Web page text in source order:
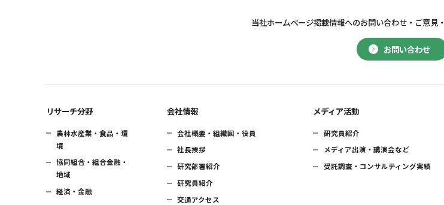
お問い合わせ
当社ホームページ掲載情報へのお問い合わせ・ ご意見
リサーチ分野
農林水産業・食品・環
境
協同組合・組合金融・
地域
経済・金融
会社情報
会社概要・組織図・役員
社長挨拶
研究部署紹介
研究員紹介
交通アクセス
メディア活動
研究員紹介
メディア出演・講演会など
受託調査・コンサルティング実績